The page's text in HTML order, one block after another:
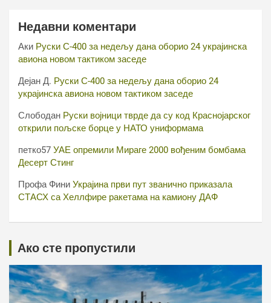
Недавни коментари
Аки Руски С-400 за недељу дана оборио 24 украјинска
авиона новом тактиком заседе
Дејан Д. Руски С-400 за недељу дана оборио 24
украјинска авиона новом тактиком заседе
Слободан Руски војници тврде да су код Краснојарског
открили пољске борце у НАТО униформама
петко57 УАЕ опремили Мираге 2000 вођеним бомбама
Десерт Стинг
Профа Фини Украјина први пут званично приказала
СТАСХ са Хеллфире ракетама на камиону ДАФ
Ако сте пропустили